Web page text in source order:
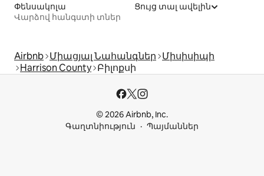
Փենսակոլա
Վարձով հանգստի տներ
Ցույց տալ ավելին
Airbnb Միացյալ Նահանգներ Միսիսիպի
Harrison County Բիլոքսի
© 2026 Airbnb, Inc.
Գաղտնիություն
Պայմաններ